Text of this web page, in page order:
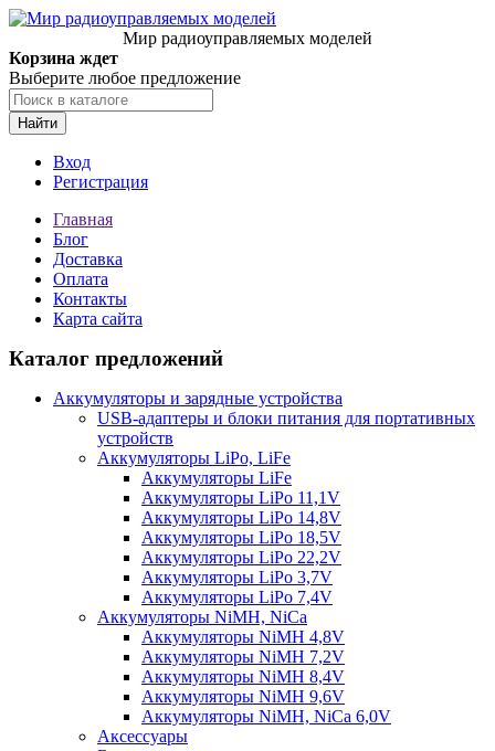
Мир радиоуправляемых моделей
Корзина ждет
Выберите любое предложение
Найти
Вход
Регистрация
Главная
Блог
Доставка
Оплата
Контакты
Карта сайта
Каталог предложений
Аккумуляторы и зарядные устройства
USB-адаптеры и блоки питания для портативных
устройств
Аккумуляторы LiPo, LiFe
Аккумуляторы LiFe
Аккумуляторы LiPo 11,1V
Аккумуляторы LiPo 14,8V
Аккумуляторы LiPo 18,5V
Аккумуляторы LiPo 22,2V
Аккумуляторы LiPo 3,7V
Аккумуляторы LiPo 7,4V
Аккумуляторы NiMH, NiCa
Аккумуляторы NiMH 4,8V
Аккумуляторы NiMH 7,2V
Аккумуляторы NiMH 8,4V
Аккумуляторы NiMH 9,6V
Аккумуляторы NiMH, NiCa 6,0V
Аксессуары